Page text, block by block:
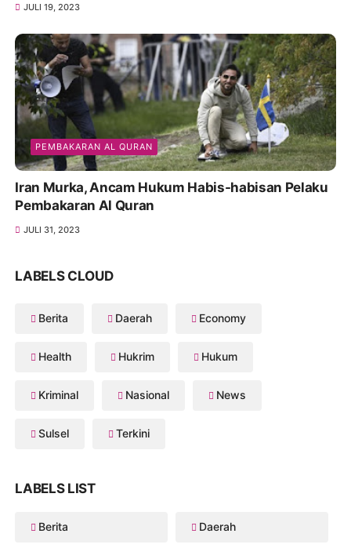
JULI 19, 2023
PEMBAKARAN AL QURAN
Iran Murka, Ancam Hukum Habis-habisan Pelaku
Pembakaran Al Quran
JULI 31, 2023
LABELS CLOUD
Berita Daerah Economy
Health Hukrim Hukum
Kriminal Nasional News
Sulsel Terkini
LABELS LIST
Berita Daerah